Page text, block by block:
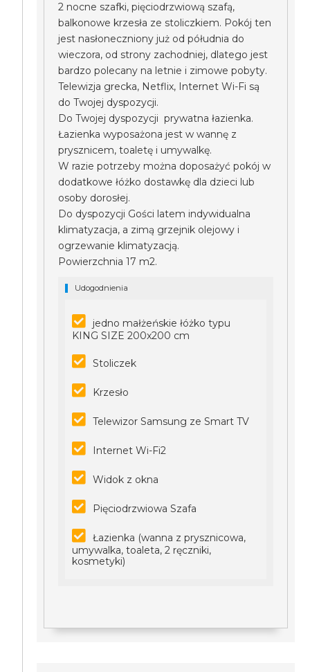
2 nocne szafki, pięciodrzwiową szafą,
balkonowe krzesła ze stoliczkiem. Pokój ten
jest nasłoneczniony już od półudnia do
wieczora, od strony zachodniej, dlatego jest
bardzo polecany na letnie i zimowe pobyty.
Telewizja grecka, Netflix, Internet Wi-Fi są
do Twojej dyspozycji.
Do Twojej dyspozycji prywatna łazienka.
Łazienka wyposażona jest w wannę z
prysznicem, toaletę i umywalkę.
W razie potrzeby można doposażyć pokój w
dodatkowe łóżko dostawkę dla dzieci lub
osoby dorosłej.
Do dyspozycji Gości latem indywidualna
klimatyzacja, a zimą grzejnik olejowy i
ogrzewanie klimatyzacją.
Powierzchnia 17 m2.
Udogodnienia
jedno małżeńskie łóżko typu
KING SIZE 200x200 cm
Stoliczek
Krzesło
Telewizor Samsung ze Smart TV
Internet Wi-Fi2
Widok z okna
Pięciodrzwiowa Szafa
Łazienka (wanna z prysznicowa,
umywalka, toaleta, 2 ręczniki,
kosmetyki)